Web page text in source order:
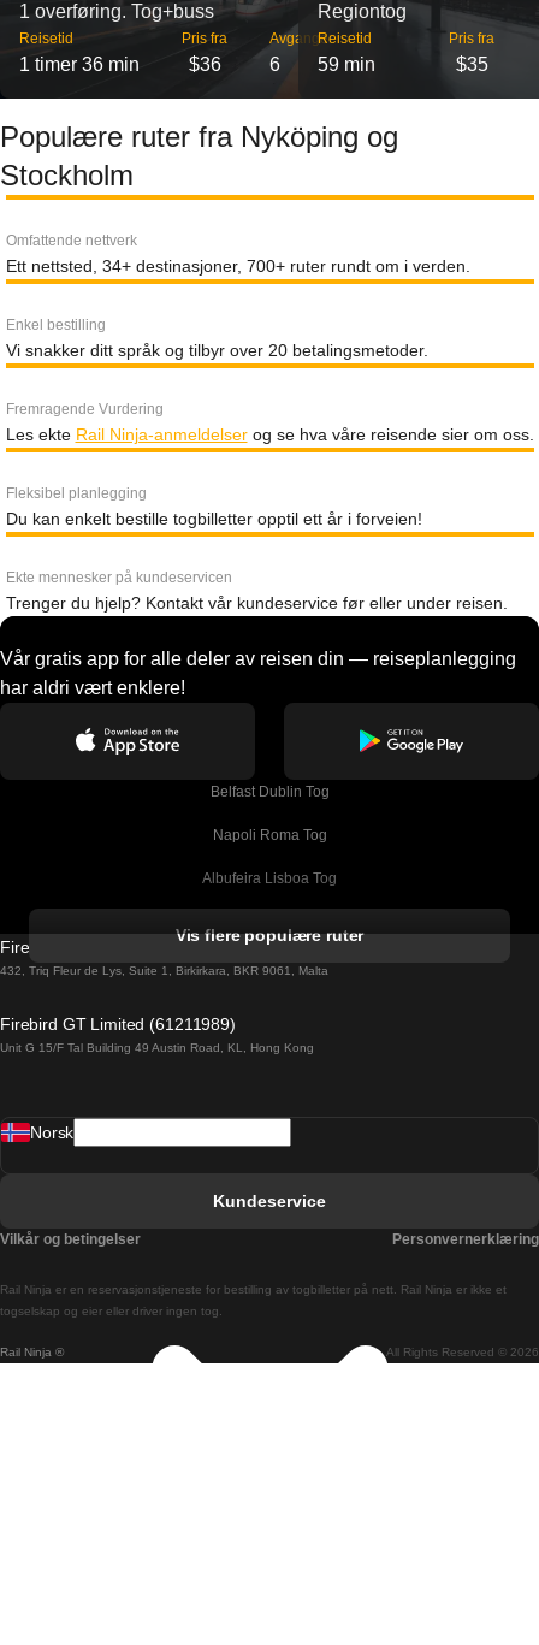
1 overføring. Tog+buss
Reisetid
1 timer 36 min
Pris fra
$36
Avganger
6
Regiontog
Reisetid
59 min
Pris fra
$35
Populære ruter fra Nyköping og
Stockholm
Omfattende nettverk
Ett nettsted, 34+ destinasjoner, 700+ ruter rundt om i verden.
Enkel bestilling
Vi snakker ditt språk og tilbyr over 20 betalingsmetoder.
Fremragende Vurdering
Les ekte Rail Ninja-anmeldelserog se hva våre reisende sier om oss.
Fleksibel planlegging
Du kan enkelt bestille togbilletter opptil ett år i forveien!
Ekte mennesker på kundeservicen
Trenger du hjelp? Kontakt vår kundeservice før eller under reisen.
Vår gratis app for alle deler av reisen din — reiseplanlegging
har aldri vært enklere!
Belfast Dublin Tog
Napoli Roma Tog
Albufeira Lisboa Tog
Barcelona Madrid Tog
Barcelona Sevilla Tog
Budapest Prague Tog
Vis flere populære ruter
Firebird GT Limited (OC 1451)
432, Triq Fleur de Lys, Suite 1, Birkirkara, BKR 9061, Malta
Firebird GT Limited (61211989)
Unit G 15/F Tal Building 49 Austin Road, KL, Hong Kong
Rail Ninja ® All Rights Reserved © 2026
Rail Ninja er en reservasjons­tjeneste for bestilling av togbilletter på nett. Rail Ninja er ikke et
togselskap og eier eller driver ingen tog.
Norsk
Kundeservice
Vilkår og betingelser Personvernerklæring